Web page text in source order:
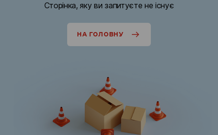
Сторінка, яку ви запитуєте не існує
НА ГОЛОВНУ